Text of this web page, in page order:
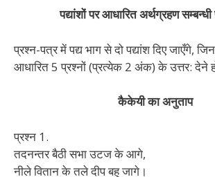
पद्यांशों पर आधारित अर्थग्रहण सम्बन्धी
प्रश्न-पत्र में पद्य भाग से दो पद्यांश दिए जाएँगे,
आधारित 5 प्रश्नों (प्रत्येक 2 अंक) के उत्तर: देने
कैकेयी का अनुताप
प्रश्न 1.
तदनन्तर बैठी सभा उटज के आगे,
नीले वितान के तले दीप बहु जागे।